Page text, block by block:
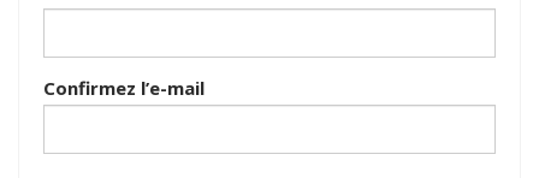
Confirmez l’e-mail